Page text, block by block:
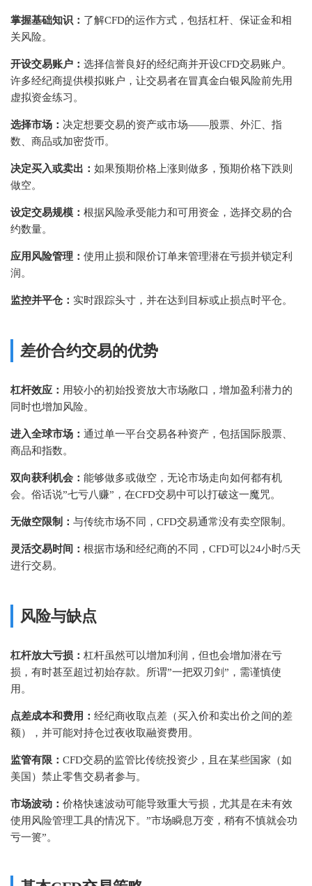
掌握基础知识： 了解CFD的运作方式，包括杠杆、保证金和相
关风险。
开设交易账户： 选择信誉良好的经纪商并开设CFD交易账户。
许多经纪商提供模拟账户，让交易者在冒真金白银风险前先用
虚拟资金练习。
选择市场： 决定想要交易的资产或市场——股票、外汇、指
数、商品或加密货币。
决定买入或卖出： 如果预期价格上涨则做多，预期价格下跌则
做空。
设定交易规模： 根据风险承受能力和可用资金，选择交易的合
约数量。
应用风险管理： 使用止损和限价订单来管理潜在亏损并锁定利
润。
监控并平仓： 实时跟踪头寸，并在达到目标或止损点时平仓。
差价合约交易的优势
杠杆效应： 用较小的初始投资放大市场敞口，增加盈利潜力的
同时也增加风险。
进入全球市场： 通过单一平台交易各种资产，包括国际股票、
商品和指数。
双向获利机会： 能够做多或做空，无论市场走向如何都有机
会。俗话说”七亏八赚”，在CFD交易中可以打破这一魔咒。
无做空限制： 与传统市场不同，CFD交易通常没有卖空限制。
灵活交易时间： 根据市场和经纪商的不同，CFD可以24小时/5天
进行交易。
风险与缺点
杠杆放大亏损： 杠杆虽然可以增加利润，但也会增加潜在亏
损，有时甚至超过初始存款。所谓”一把双刃剑”，需谨慎使
用。
点差成本和费用： 经纪商收取点差（买入价和卖出价之间的差
额），并可能对持仓过夜收取融资费用。
监管有限： CFD交易的监管比传统投资少，且在某些国家（如
美国）禁止零售交易者参与。
市场波动： 价格快速波动可能导致重大亏损，尤其是在未有效
使用风险管理工具的情况下。”市场瞬息万变，稍有不慎就会功
亏一篑”。